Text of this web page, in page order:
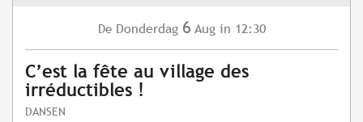
De Donderdag 6 Aug in 12:30
C’est la fête au village des
irréductibles !
DANSEN